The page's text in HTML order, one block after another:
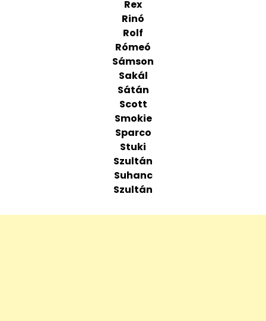
Rex
Rinó
Rolf
Rómeó
Sámson
Sakál
Sátán
Scott
Smokie
Sparco
Stuki
Szultán
Suhanc
Szultán